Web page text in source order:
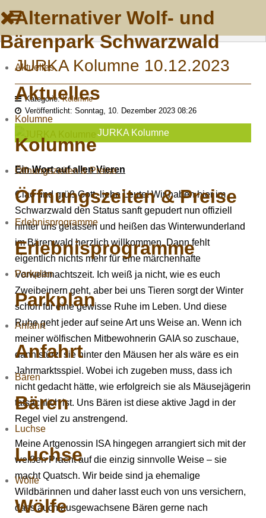
Alternativer Wolf- und
Bärenpark Schwarzwald
Aktuelles
Aktuelles
Kolumne
Kolumne
Öffnungszeiten & Preise
Öffnungszeiten & Preise
Erlebnisprogramme
Erlebnisprogramme
Parkplan
Parkplan
Anfahrt
Anfahrt
Bären
Bären
Luchse
Luchse
Wölfe
Wölfe
JURKA Kolumne 10.12.2023
Kategorie:Kolumne
Veröffentlicht: Sonntag, 10. Dezember 2023 08:26
JURKA Kolumne
Ein Wort auf allen Vieren
Ciao und grüß Gott, liebe Leute! Wir haben hier im
Schwarzwald den Status sanft gepudert nun offiziell
hinter uns gelassen und heißen das Winterwunderland
im Bärenwald herzlich willkommen. Dann fehlt
eigentlich nichts mehr für eine märchenhafte
Vorweihnachtszeit. Ich weiß ja nicht, wie es euch
Zweibeinern geht, aber bei uns Tieren sorgt der Winter
schon für eine gewisse Ruhe im Leben. Und diese
Ruhe geht jeder auf seine Art uns Weise an. Wenn ich
meiner wölfischen Mitbewohnerin GAIA so zuschaue,
dann stürzt sie hinter den Mäusen her als wäre es ein
Jahrmarktsspiel. Wobei ich zugeben muss, dass ich
nicht gedacht hätte, wie erfolgreich sie als Mäusejägerin
tatsächlich ist. Uns Bären ist diese aktive Jagd in der
Regel viel zu anstrengend.
Meine Artgenossin ISA hingegen arrangiert sich mit der
weißen Pracht auf die einzig sinnvolle Weise – sie
macht Quatsch. Wir beide sind ja ehemalige
Wildbärinnen und daher lasst euch von uns versichern,
dass auch ausgewachsene Bären gerne nach